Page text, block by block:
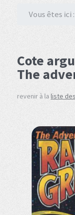
Vous êtes ici :
Cote
The
revenir à la liste